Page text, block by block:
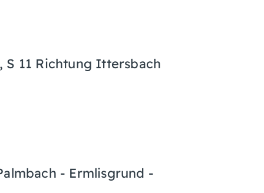
S 11 Richtung Ittersbach
- Ermlisgrund -